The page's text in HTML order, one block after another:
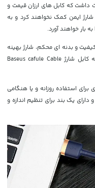
داشت که کابل های ارزان قیمت و
ایمن کمک نخواهند کرد و به
بار خواهند آورد.
و بدنه ای محکم، شارژ بهینه
و ایمن را برای کابران خود تضمین نموده است که کابل شارژ Baseus cafule Cable
با داشتن طول 1 متری برای استفاده روزانه و یا هنگامی
یک بند برای تنظیم اندازه و